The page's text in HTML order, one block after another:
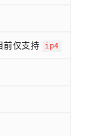
前仅支持 ip4